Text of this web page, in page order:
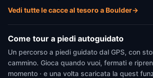
Vedi tutte le cacce al tesoro a Boulder→
Come tour a piedi autoguidato
Un percorso a piedi guidato dal GPS, con
cammino. Gioca quando vuoi, fermati e
momento · e una volta scaricata la quest